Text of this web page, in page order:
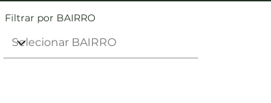
Filtrar por BAIRRO